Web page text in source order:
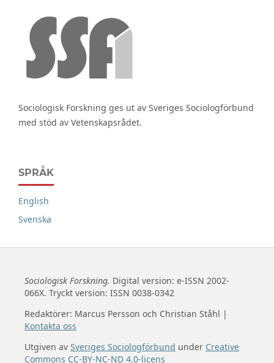
Sociologisk Forskning ges ut av Sveriges Sociologförbund
med stöd av Vetenskapsrådet.
SPRÅK
English
Svenska
Sociologisk Forskning. Digital version: e-ISSN 2002-
066X. Tryckt version: ISSN 0038-0342
Redaktörer: Marcus Persson och Christian Ståhl |
Kontakta oss
Utgiven av Sveriges Sociologförbund under Creative
Commons CC-BY-NC-ND 4.0-licens